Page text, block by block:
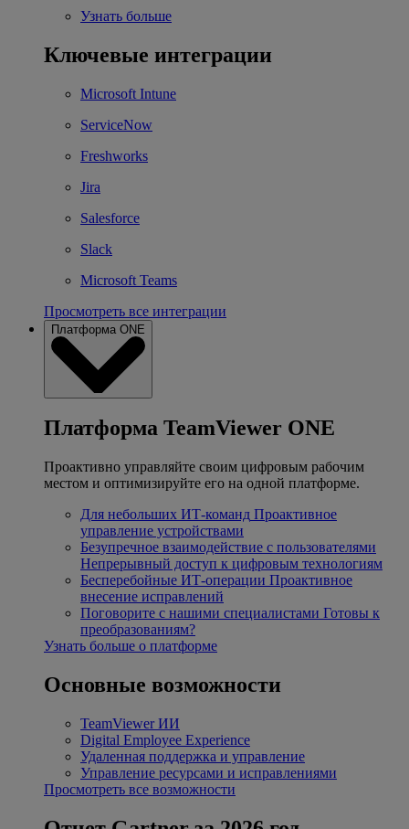
Узнать больше
Ключевые интеграции
Microsoft Intune
ServiceNow
Freshworks
Jira
Salesforce
Slack
Microsoft Teams
Просмотреть все интеграции
Платформа ONE
Платформа TeamViewer ONE
Проактивно управляйте своим цифровым рабочим
местом и оптимизируйте его на одной платформе.
Для небольших ИТ-команд Проактивное
управление устройствами
Безупречное взаимодействие с пользователями
Непрерывный доступ к цифровым технологиям
Бесперебойные ИТ-операции Проактивное
внесение исправлений
Поговорите с нашими специалистами Готовы к
преобразованиям?
Узнать больше о платформе
Основные возможности
TeamViewer ИИ
Digital Employee Experience
Удаленная поддержка и управление
Управление ресурсами и исправлениями
Просмотреть все возможности